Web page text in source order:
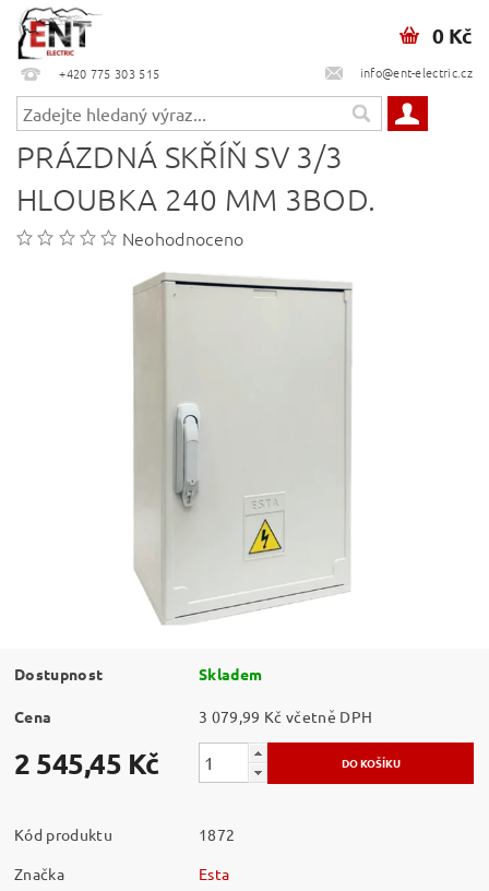
+420 775 303 515 info@ent-electric.cz
0 Kč
PRÁZDNÁ SKŘÍŇ SV 3/3
HLOUBKA 240 MM 3BOD.
Neohodnoceno
Dostupnost Skladem
Cena 3 079,99 Kč včetně DPH
2 545,45 Kč
Kód produktu
1872
Značka
Esta